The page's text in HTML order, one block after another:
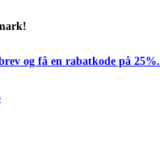
og få en rabatkode på 25%.